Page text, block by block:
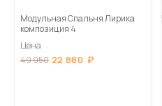
Модульная Спальня Лирика
композиция 4
Цена
49 950 22 880